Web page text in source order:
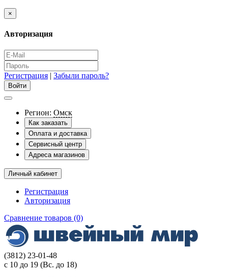
×
Авторизация
Регистрация | Забыли пароль?
Регион: Омск
Как заказать
Оплата и доставка
Сервисный центр
Адреса магазинов
Личный кабинет
Регистрация
Авторизация
Сравнение товаров (0)
(3812) 23-01-48
с 10 до 19 (Вс. до 18)